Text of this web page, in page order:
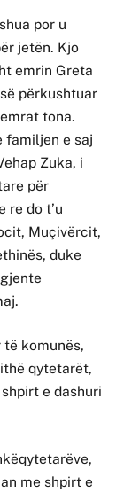
por u
jetën. Kjo
emrin Greta
përkushtuar
tona.
familjen e saj
Zuka, i
për
re do t’u
Muçivërcit,
duke
komunës,
qytetarët,
e dashuri
me shpirt e